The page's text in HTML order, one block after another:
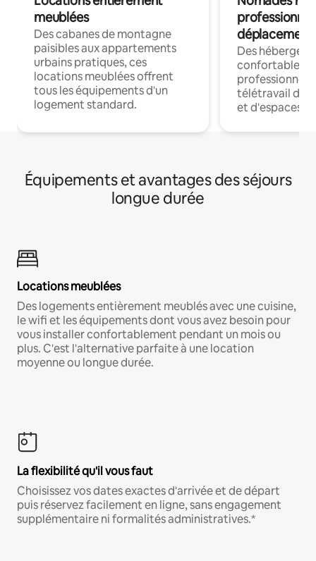
meublées
Des cabanes de montagne
paisibles aux appartements
urbains pratiques, ces
locations meublées offrent
tous les équipements d'un
logement standard.
déplacement
Des
confortables
professionnels
télétravail
et d'espaces
Équipements et avantages des séjours
longue durée
Locations meublées
Des logements entièrement meublés avec une cuisine,
le wifi et les équipements dont vous avez besoin pour
vous installer confortablement pendant un mois ou
plus. C'est l'alternative parfaite à une location
moyenne ou longue durée.
La flexibilité qu'il vous faut
Choisissez vos dates exactes d'arrivée et de départ
puis réservez facilement en ligne, sans engagement
supplémentaire ni formalités administratives.*